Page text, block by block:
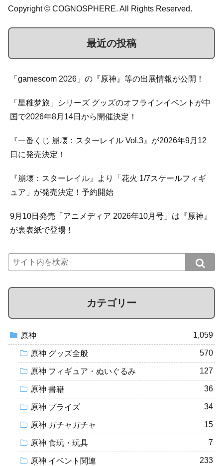
Copyright © COGNOSPHERE. All Rights Reserved.
最近の投稿
「gamescom 2026」の『原神』等の出展情報が公開！
「星稚梦旅」シリーズ グッズのオフラインイベントが中
国で2026年8月14日から開催決定！
『一番くじ 崩壊：スターレイル Vol.3』が2026年9月12
日に発売決定！
『崩壊：スターレイル』より「花火 1/7スケールフィギ
ュア」が発売決定！予約開始
9月10日発売「アニメディア 2026年10月号」は『原神』
が裏表紙で登場！
カテゴリー
原神 1,059
原神 グッズ全般 570
原神 フィギュア・ぬいぐるみ 127
原神 書籍 36
原神 プライズ 34
原神 ガチャガチャ 15
原神 食玩・玩具 7
原神 イベント関連 233